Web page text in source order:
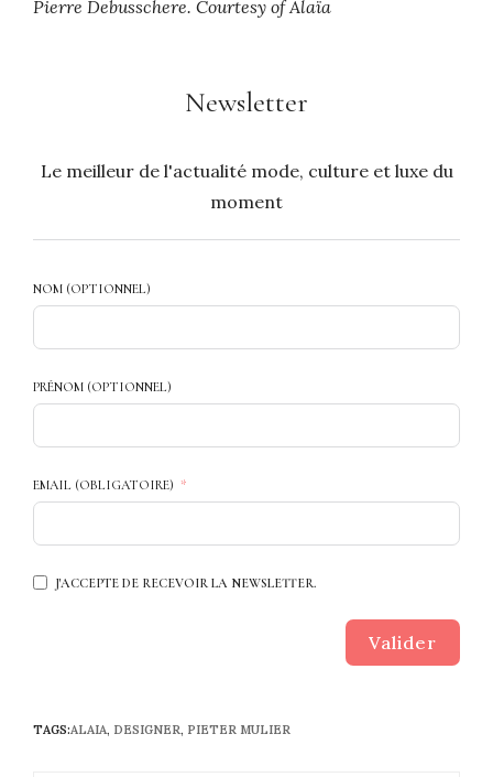
Pierre Debusschere. Courtesy of Alaïa
Newsletter
Le meilleur de l'actualité mode, culture et luxe du
moment
NOM (OPTIONNEL)
PRÉNOM (OPTIONNEL)
EMAIL (OBLIGATOIRE)
J'ACCEPTE DE RECEVOIR LA NEWSLETTER.
Valider
TAGS:ALAIA, DESIGNER, PIETER MULIER